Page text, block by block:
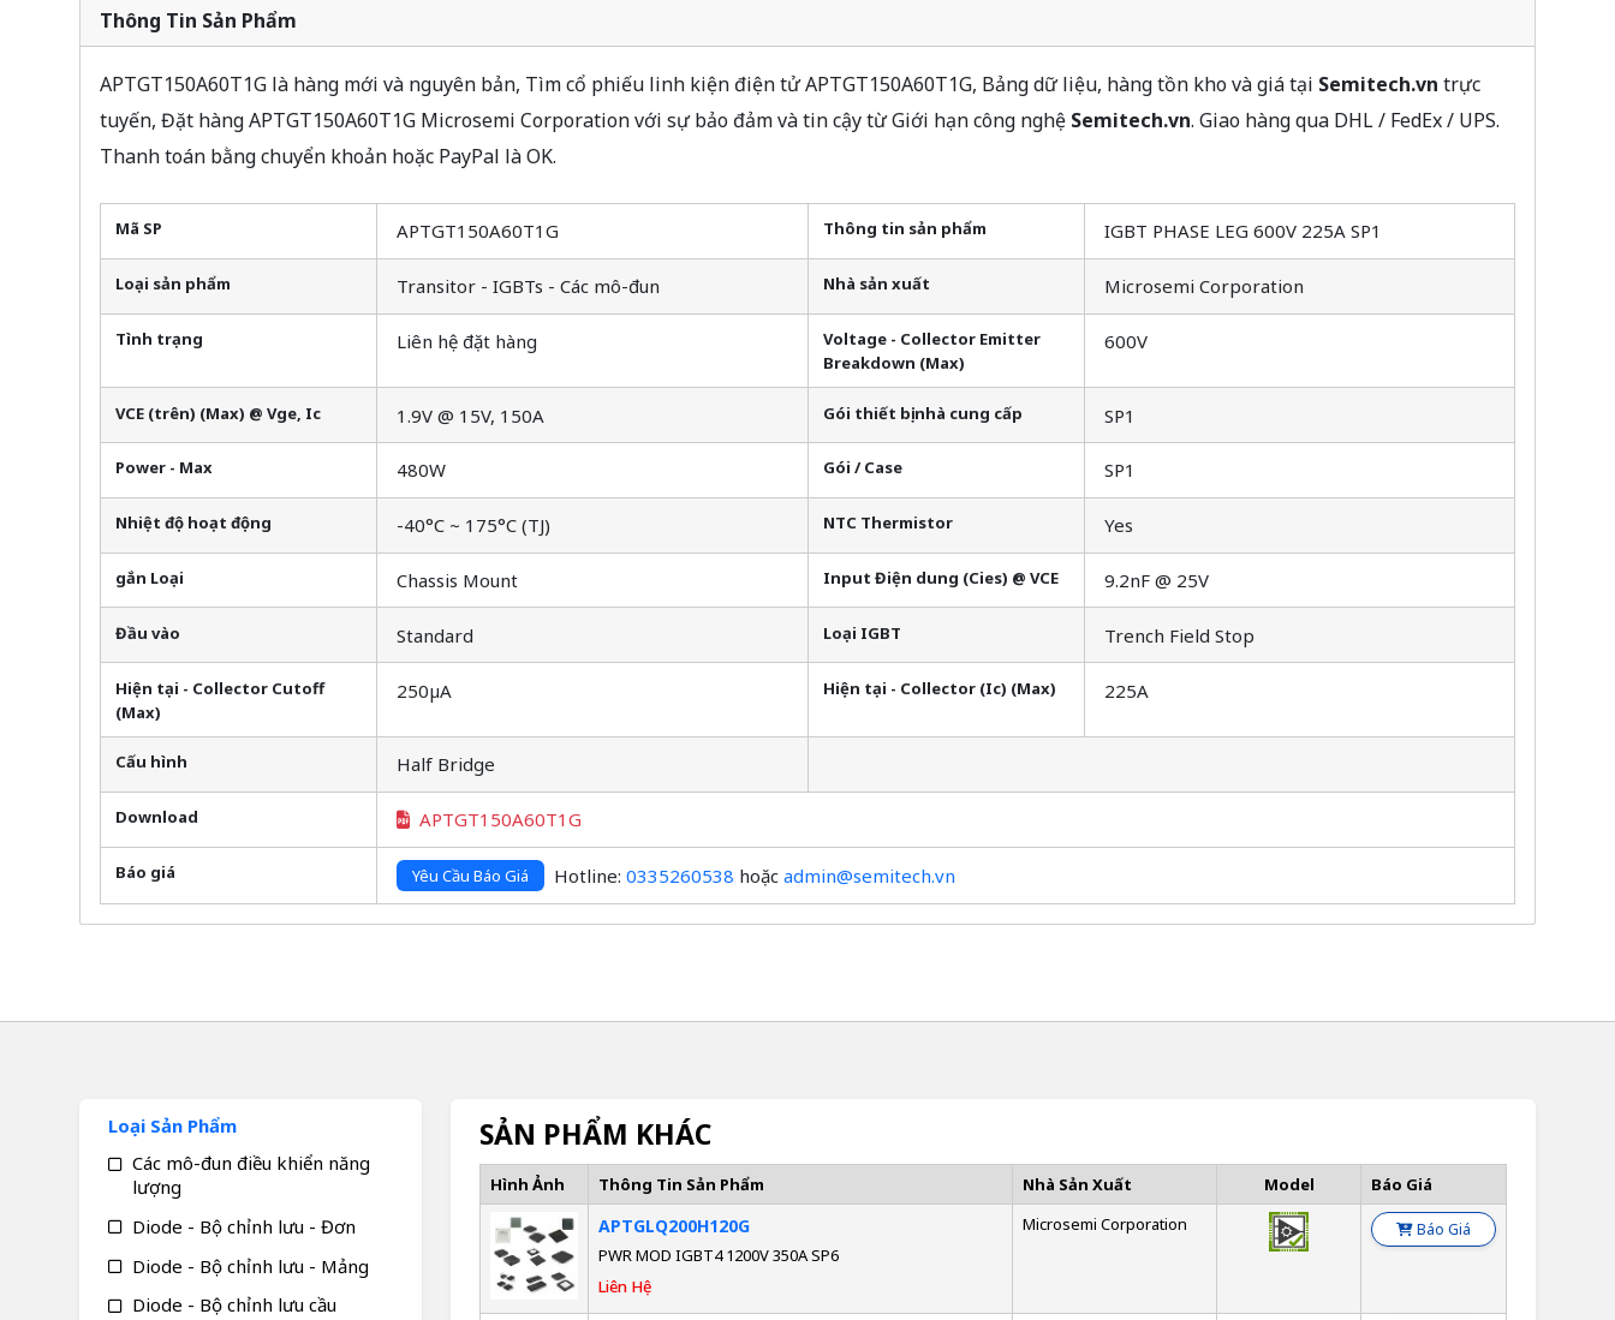
Thông Tin Sản Phẩm
APTGT150A60T1G là hàng mới và nguyên bản, Tìm cổ phiếu linh kiện điện tử APTGT150A60T1G, Bảng dữ liệu, hàng tồn kho và giá tại Semitech.vn trực
tuyến, Đặt hàng APTGT150A60T1G Microsemi Corporation với sự bảo đảm và tin cậy từ Giới hạn công nghệ Semitech.vn. Giao hàng qua DHL / FedEx / UPS.
Thanh toán bằng chuyển khoản hoặc PayPal là OK.
Mã SP APTGT150A60T1G Thông tin sản phẩm IGBT PHASE LEG 600V 225A SP1
Loại sản phẩm Transitor - IGBTs - Các mô-đun Nhà sản xuất Microsemi Corporation
Tình trạng Liên hệ đặt hàng
Voltage - Collector Emitter
Breakdown (Max)
600V
VCE (trên) (Max) @ Vge, Ic 1.9V @ 15V, 150A Gói thiết bị nhà cung cấp SP1
Power - Max 480W Gói / Case SP1
Nhiệt độ hoạt động -40°C ~ 175°C (TJ) NTC Thermistor Yes
gắn Loại Chassis Mount Input Điện dung (Cies) @ VCE 9.2nF @ 25V
Đầu vào Standard Loại IGBT Trench Field Stop
Hiện tại - Collector Cutoff
(Max)
250µA Hiện tại - Collector (Ic) (Max) 225A
Cấu hình Half Bridge
Download APTGT150A60T1G
Báo giá Yêu Cầu Báo Giá Hotline: 0335260538 hoặc admin@semitech.vn
SẢN PHẨM KHÁC
Hình Ảnh Thông Tin Sản Phẩm Nhà Sản Xuất Model Báo Giá
APTGLQ200H120G
PWR MOD IGBT4 1200V 350A SP6
Liên Hệ
Microsemi Corporation Báo Giá
Loại Sản Phẩm
Các mô-đun điều khiển năng
lượng
Diode - Bộ chỉnh lưu - Đơn
Diode - Bộ chỉnh lưu - Mảng
Diode - Bộ chỉnh lưu cầu